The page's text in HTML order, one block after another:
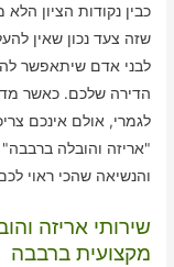
כבין נקודות הציון
שזה צעד נכון שאין
לבני אדם שיתאפשר
הדירה שלכם. כאשר
לגמרי, אולם אינכם
והנשיאה שהכי ראוי
שירותי אריזה
מקצועית ברבבה